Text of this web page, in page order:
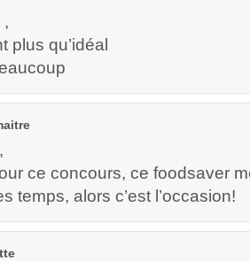
,
plus qu’idéal
ce concours, ce foodsaver
temps, alors c’est l’occasion!